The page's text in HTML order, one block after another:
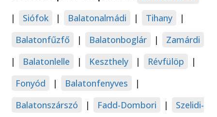
|
Siófok | Balatonalmádi | Tihany
|
Balatonfűzfő
| Balatonboglár |
Zamárdi
|
Balatonlelle | Keszthely | Révfülöp
|
Fonyód
| Balatonfenyves
|
Balatonszárszó
| Fadd-Dombori |
Szelidi-